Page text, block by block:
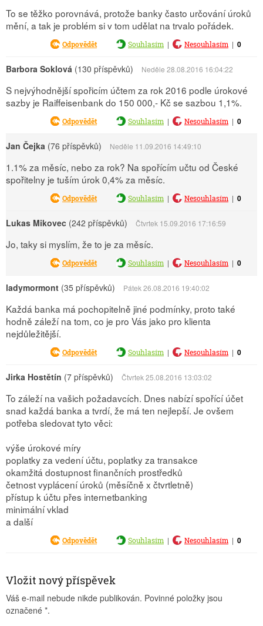
To se těžko porovnává, protože banky často určování úroků
mění, a tak je problém si v tom udělat na trvalo pořádek.
Odpovědět Souhlasím | Nesouhlasím | 0
Barbora Soklová (130 příspěvků) Neděle 28.08.2016 16:04:22
S nejvýhodnější spořicím účtem za rok 2016 podle úrokové
sazby je Raiffeisenbank do 150 000,- Kč se sazbou 1,1%.
Odpovědět Souhlasím | Nesouhlasím | 0
Jan Čejka (76 příspěvků) Neděle 11.09.2016 14:49:10
1.1% za měsíc, nebo za rok? Na spořícím učtu od České
spořitelny je tuším úrok 0,4% za měsíc.
Odpovědět Souhlasím | Nesouhlasím | 0
Lukas Mikovec (242 příspěvků) Čtvrtek 15.09.2016 17:16:59
Jo, taky si myslím, že to je za měsíc.
Odpovědět Souhlasím | Nesouhlasím | 0
ladymormont (35 příspěvků) Pátek 26.08.2016 19:40:02
Každá banka má pochopitelně jiné podmínky, proto také
hodně záleží na tom, co je pro Vás jako pro klienta
nejdůležitější.
Odpovědět Souhlasím | Nesouhlasím | 0
Jirka Hostětín (7 příspěvků) Čtvrtek 25.08.2016 13:03:02
To záleží na vašich požadavcích. Dnes nabízí spořící účet
snad každá banka a tvrdí, že má ten nejlepší. Je ovšem
potřeba sledovat tyto věci:
výše úrokové míry
poplatky za vedení účtu, poplatky za transakce
okamžitá dostupnost finančních prostředků
četnost vyplácení úroků (měsíčně x čtvrtletně)
přístup k účtu přes internetbanking
minimální vklad
a další
Odpovědět Souhlasím | Nesouhlasím | 0
Vložit nový příspěvek
Váš e-mail nebude nikde publikován. Povinné položky jsou
označené *.